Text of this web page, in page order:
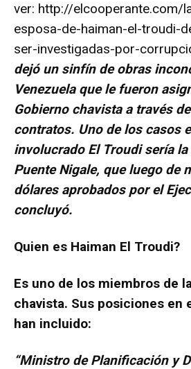
ver: http://elcooperante.com/
esposa-de-haiman-el-troudi-
ser-investigadas-por-
dejó un sinfín de obras
Venezuela que le fueron
Gobierno chavista a través
contratos. Uno de los casos
involucrado El Troudi sería
Puente Nigale, que luego de
dólares aprobados por el
concluyó.
Quien es Haiman El Troudi?
Es uno de los miembros de
chavista. Sus posiciones en
han incluido:
“Ministro de Planificación y